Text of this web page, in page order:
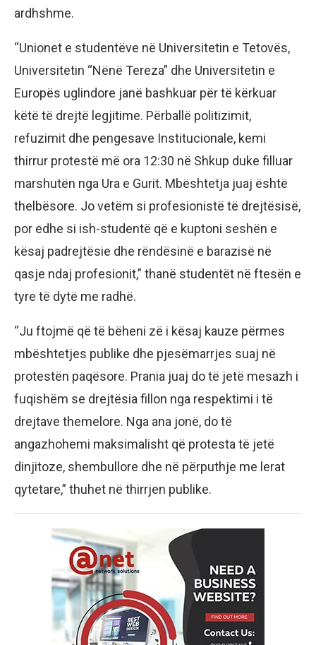
ardhshme.
“Unionet e studentëve në Universitetin e Tetovës,
Universitetin “Nënë Tereza” dhe Universitetin e
Europës uglindore janë bashkuar për të kërkuar
këtë të drejtë legjitime. Përballë politizimit,
refuzimit dhe pengesave Institucionale, kemi
thirrur protestë më ora 12:30 në Shkup duke filluar
marshutën nga Ura e Gurit. Mbështetja juaj është
thelbësore. Jo vetëm si profesionistë të drejtësisë,
por edhe si ish-studentë që e kuptoni seshën e
kësaj padrejtësie dhe rëndësinë e barazisë në
qasje ndaj profesionit,” thanë studentët në ftesën e
tyre të dytë me radhë.
“Ju ftojmë që të bëheni zë i kësaj kauze përmes
mbështetjes publike dhe pjesëmarrjes suaj në
protestën paqësore. Prania juaj do të jetë mesazh i
fuqishëm se drejtësia fillon nga respektimi i të
drejtave themelore. Nga ana jonë, do të
angazhohemi maksimalisht që protesta të jetë
dinjitoze, shembullore dhe në përputhje me lerat
qytetare,” thuhet në thirrjen publike.